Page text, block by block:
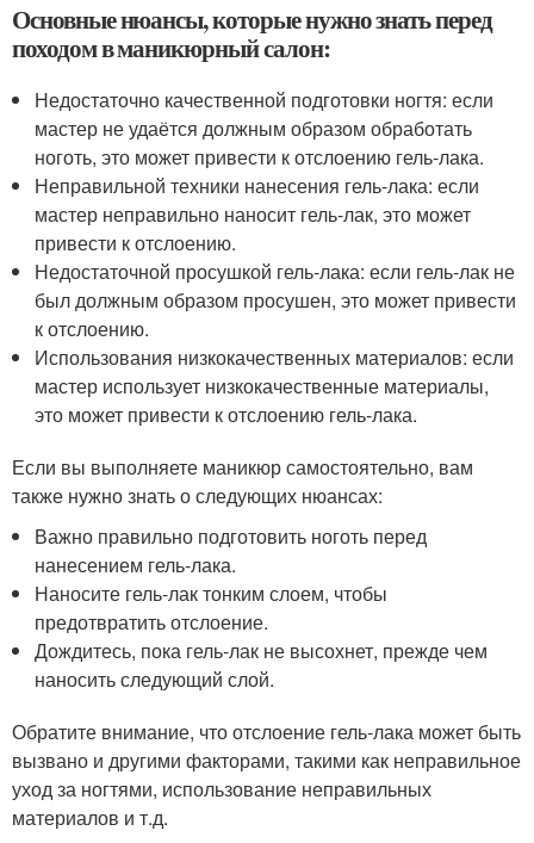
Основные нюансы, которые нужно знать перед
походом в маникюрный салон:
Недостаточно качественной подготовки ногтя: если
мастер не удаётся должным образом обработать
ноготь, это может привести к отслоению гель-лака.
Неправильной техники нанесения гель-лака: если
мастер неправильно наносит гель-лак, это может
привести к отслоению.
Недостаточной просушкой гель-лака: если гель-лак не
был должным образом просушен, это может привести
к отслоению.
Использования низкокачественных материалов: если
мастер использует низкокачественные материалы,
это может привести к отслоению гель-лака.
Если вы выполняете маникюр самостоятельно, вам
также нужно знать о следующих нюансах:
Важно правильно подготовить ноготь перед
нанесением гель-лака.
Наносите гель-лак тонким слоем, чтобы
предотвратить отслоение.
Дождитесь, пока гель-лак не высохнет, прежде чем
наносить следующий слой.
Обратите внимание, что отслоение гель-лака может быть
вызвано и другими факторами, такими как неправильное
уход за ногтями, использование неправильных
материалов и т.д.